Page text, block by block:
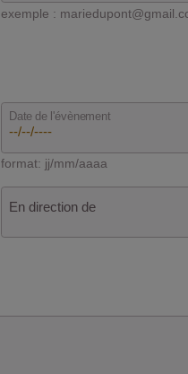
exemple :
format: jj/mm/aaaa
Date de l'évènement
En direction de